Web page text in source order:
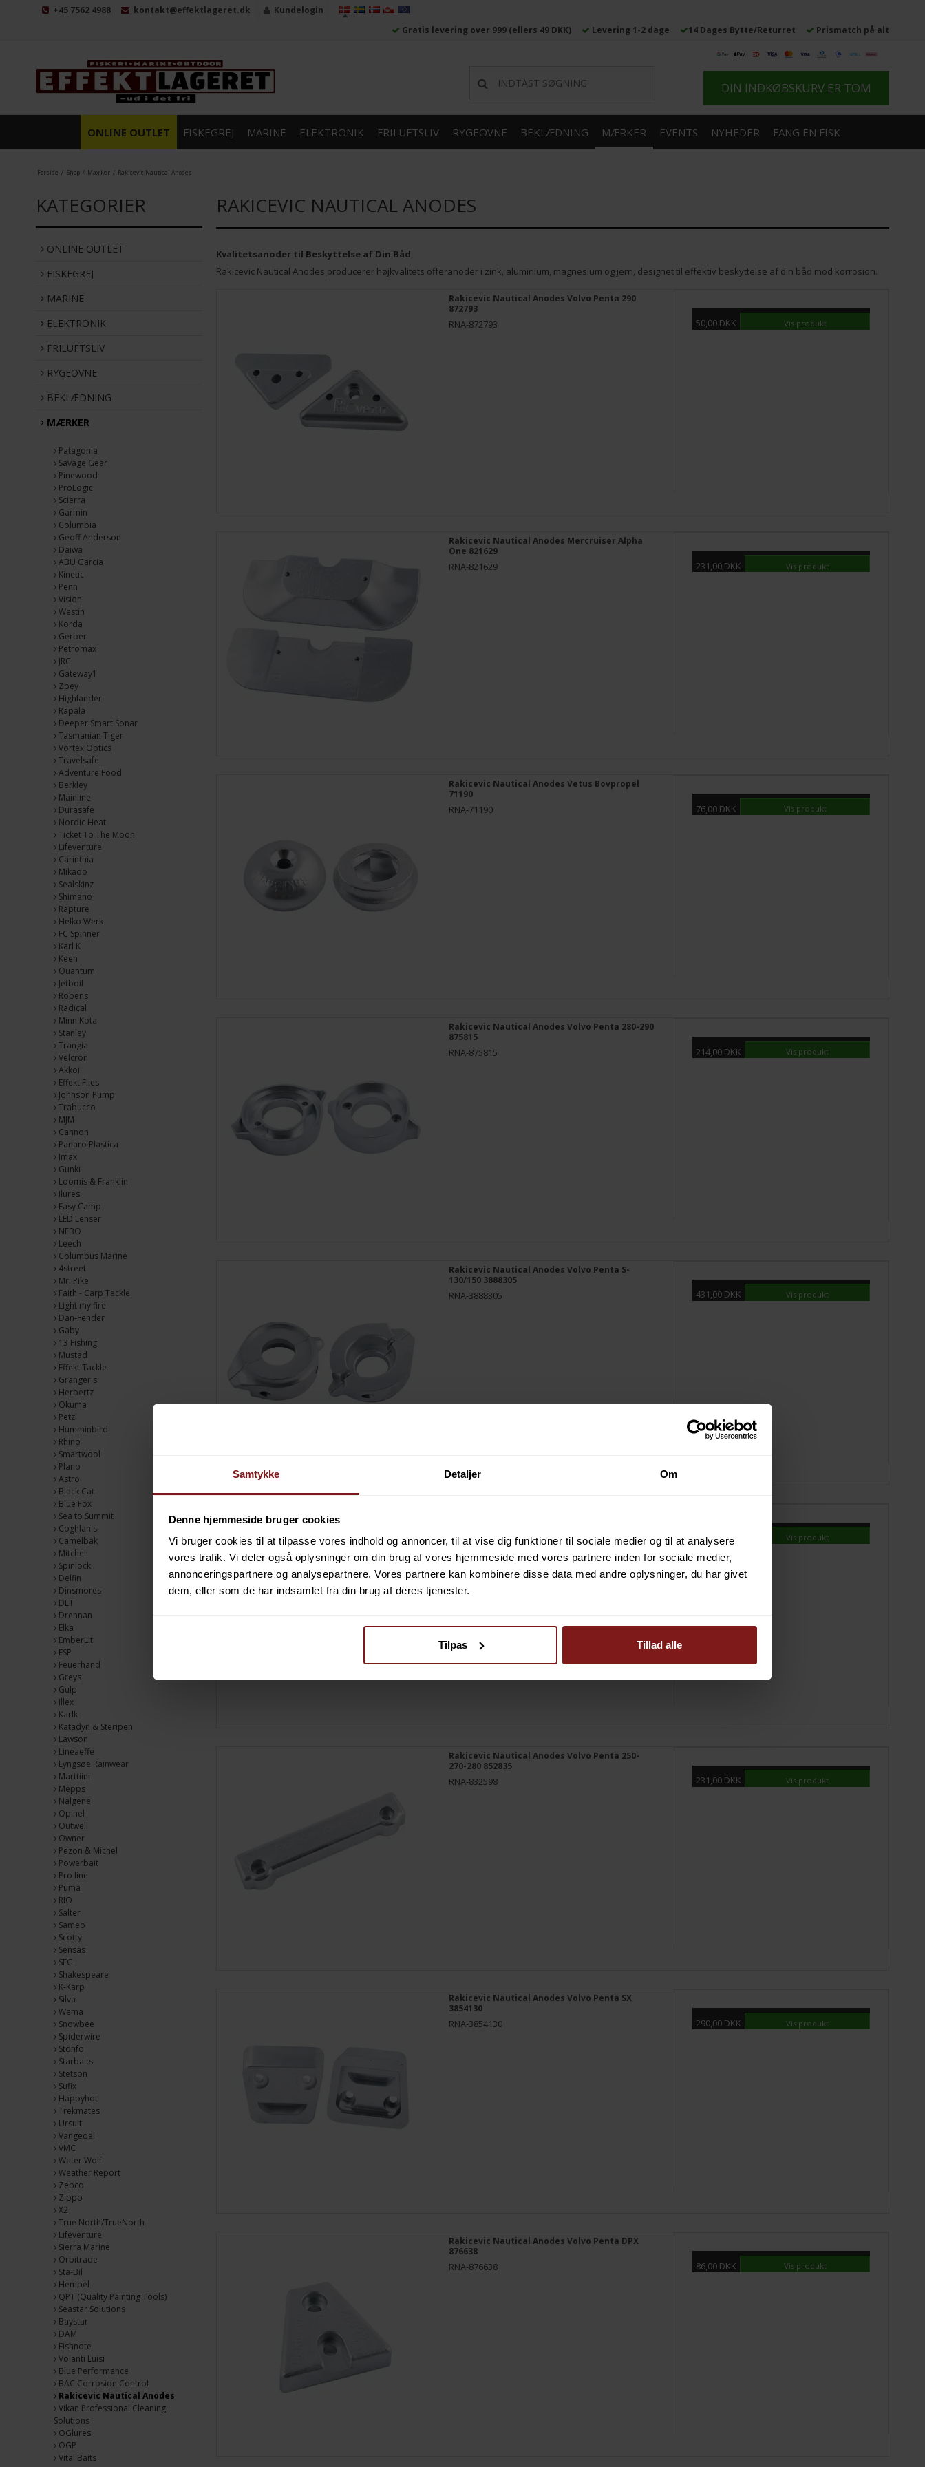
Samtykke Detaljer Om
Denne hjemmeside bruger cookies
Vi bruger cookies til at tilpasse vores indhold og annoncer, til at vise dig funktioner til sociale medier og til at analysere
vores trafik. Vi deler også oplysninger om din brug af vores hjemmeside med vores partnere inden for sociale medier,
annonceringspartnere og analysepartnere. Vores partnere kan kombinere disse data med andre oplysninger, du har givet
dem, eller som de har indsamlet fra din brug af deres tjenester.
Tilpas Tillad alle
+45 7562 4988 kontakt@effektlageret.dk
Kundelogin
Gratis levering over 999 (ellers 49 DKK) Levering 1-2 dage 14 Dages Bytte/Returret Prismatch på alt
DIN INDKØBSKURV ER TOM
ONLINE OUTLET FISKEGREJ MARINE ELEKTRONIK FRILUFTSLIV RYGEOVNE BEKLÆDNING MÆRKER EVENTS NYHEDER FANG EN FISK
Forside / Shop / Mærker / Rakicevic Nautical Anodes
KATEGORIER
ONLINE OUTLET
FISKEGREJ
MARINE
ELEKTRONIK
FRILUFTSLIV
RYGEOVNE
BEKLÆDNING
MÆRKER
Patagonia
Savage Gear
Pinewood
ProLogic
Scierra
Garmin
Columbia
Geoff Anderson
Daiwa
ABU Garcia
Kinetic
Penn
Vision
Westin
Korda
Gerber
Petromax
JRC
Gateway1
Zpey
Highlander
Rapala
Deeper Smart Sonar
Tasmanian Tiger
Vortex Optics
Travelsafe
Adventure Food
Berkley
Mainline
Durasafe
Nordic Heat
Ticket To The Moon
Lifeventure
Carinthia
Mikado
Sealskinz
Shimano
Rapture
Helko Werk
FC Spinner
Karl K
Keen
Quantum
Jetboil
Robens
Radical
Minn Kota
Stanley
Trangia
Velcron
Akkoi
Effekt Flies
Johnson Pump
Trabucco
MJM
Cannon
Panaro Plastica
Imax
Gunki
Loomis & Franklin
Ilures
Easy Camp
LED Lenser
NEBO
Leech
Columbus Marine
4street
Mr. Pike
Faith - Carp Tackle
Light my fire
Dan-Fender
Gaby
13 Fishing
Mustad
Effekt Tackle
Granger's
Herbertz
Okuma
Petzl
Humminbird
Rhino
Smartwool
Plano
Astro
Black Cat
Blue Fox
Sea to Summit
Coghlan's
Camelbak
Mitchell
Spinlock
Delfin
Dinsmores
DLT
Drennan
Elka
EmberLit
ESP
Feuerhand
Greys
Gulp
Illex
Karlk
Katadyn & Steripen
Lawson
Lineaeffe
Lyngsøe Rainwear
Marttiini
Mepps
Nalgene
Opinel
Outwell
Owner
Pezon & Michel
Powerbait
Pro line
Puma
RIO
Salter
Sameo
Scotty
Sensas
SFG
Shakespeare
K-Karp
Silva
Wema
Snowbee
Spiderwire
Stonfo
Starbaits
Stetson
Sufix
Happyhot
Trekmates
Ursuit
Vangedal
VMC
Water Wolf
Weather Report
Zebco
Zippo
X2
True North/TrueNorth
Lifeventure
Sierra Marine
Orbitrade
Sta-Bil
Hempel
QPT (Quality Painting Tools)
Seastar Solutions
Baystar
DAM
Fishnote
Volanti Luisi
Blue Performance
BAC Corrosion Control
Rakicevic Nautical Anodes
Vikan Professional Cleaning
Solutions
OGlures
OGP
Vital Baits
RAKICEVIC NAUTICAL ANODES
Kvalitetsanoder til Beskyttelse af Din Båd
Rakicevic Nautical Anodes producerer højkvalitets offeranoder i zink, aluminium, magnesium og jern, designet til effektiv beskyttelse af din båd mod korrosion.
Rakicevic Nautical Anodes Volvo Penta 290
872793
RNA-872793 50,00 DKK Vis produkt
Rakicevic Nautical Anodes Mercruiser Alpha
One 821629
RNA-821629 231,00 DKK Vis produkt
Rakicevic Nautical Anodes Vetus Bovpropel
71190
RNA-71190 76,00 DKK Vis produkt
Rakicevic Nautical Anodes Volvo Penta 280-290
875815
RNA-875815 214,00 DKK Vis produkt
Rakicevic Nautical Anodes Volvo Penta S-
130/150 3888305
RNA-3888305 431,00 DKK Vis produkt
RNA-852835 223,00 DKK Vis produkt
Rakicevic Nautical Anodes Volvo Penta 250-
270-280 852835
RNA-832598 231,00 DKK Vis produkt
Rakicevic Nautical Anodes Volvo Penta SX
3854130
RNA-3854130 290,00 DKK Vis produkt
Rakicevic Nautical Anodes Volvo Penta DPX
876638
RNA-876638 86,00 DKK Vis produkt